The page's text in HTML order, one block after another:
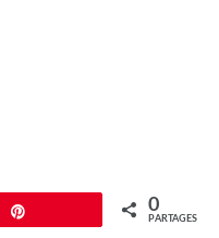
0
PARTAGES